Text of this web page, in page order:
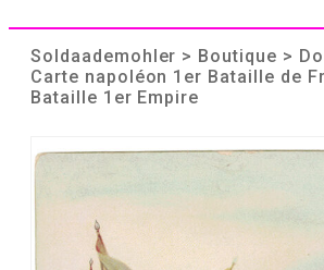
Soldaademohler > Boutique >
Carte napoléon 1er Bataille de
Bataille 1er Empire